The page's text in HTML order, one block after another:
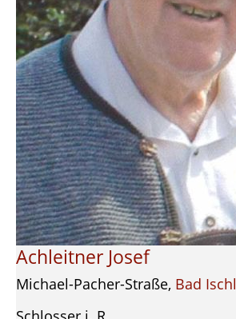
Achleitner Josef
Michael-Pacher-Straße, Bad Ischl